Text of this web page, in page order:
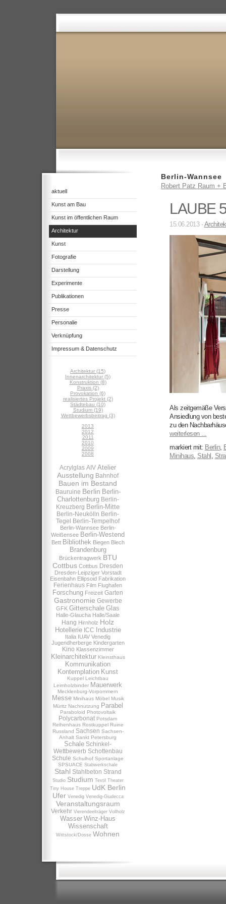
aktuell
Kunst am Bau
Kunst im öffentlichen Raum
Architektur
Kunst
Fotografie
Darstellung
Experimente
Publikationen
Presse
Personalie
Verknüpfung
Impressum & Datenschutz
Architektur (15)
Innenarchitektur (5)
Konstruktion (8)
Praxis (2)
Provokation (6)
realisiertes Projekt (2)
Städtebau (10)
Studium (19)
Wettbewerbsbeitrag (3)
2013
2012
2011
2010
2009
2008
Acrylglas AIV Atelier
Ausstellung Bahnhof
Bauen im Bestand
Bauruine Berlin Berlin-
Charlottenburg Berlin-
Kreuzberg Berlin-Mitte
Berlin-Neukölln Berlin-
Tegel
Berlin-Tempelhof
Berlin-Wannsee Berlin-
Weißensee Berlin-Westend
Bett Bibliothek Biegen Blech
Brandenburg
Brückentragwerk BTU
Cottbus Cottbus Dresden
Dresden-Leipziger Vorstadt
Eisenbahn Ellipsoid Fabrikation
Ferienhaus Film Flughafen
Forschung Freizeit Garten
Gastronomie Gewerbe
GFK Gitterschale Glas
Halle-Glaucha Halle/Saale
Hang Hirnholz Holz
Hotellerie ICC Industrie
Italia IUAV Venedig
Jugendherberge Kindergarten
Kino Klassenzimmer
Kleinarchitektur Kleinsthaus
Kommunikation
Kontemplation Kunst
Kuppel Leichtbau
Leimholzbinder Mauerwerk
Mecklenburg-Vorpommern
Messe Minihaus Möbel Musik
Müritz Nachnutzung Parabel
Paraboloid Photovoltaik
Polycarbonat Potsdam
Reihenhaus Rostkuppel Ruine
Russland Sachsen Sachsen-
Anhalt Sankt Petersburg
Schale Schinkel-
Wettbewerb Schottenbau
Schule Schulhof Sportanlage
SPSUACE Stabwerkschale
Stahl Stahlbeton Strand
Studio Studium Textil Theater
Tiny House Treppe UdK Berlin
Ufer Venedig Venedig-Giudecca
Veranstaltungsraum
Verkehr Vierendeelträger Vollholz
Wasser Winz-Haus
Wissenschaft
Wittstock/Dosse Wohnen
Berlin-Wannsee
Robert Patz Raum +
LAUBE
15.06.2013 -
Als zeitgemäße
Ansiedlung von
zu den
weiterlesen ...
markiert mit: Berlin,
Minihaus, Stahl ,